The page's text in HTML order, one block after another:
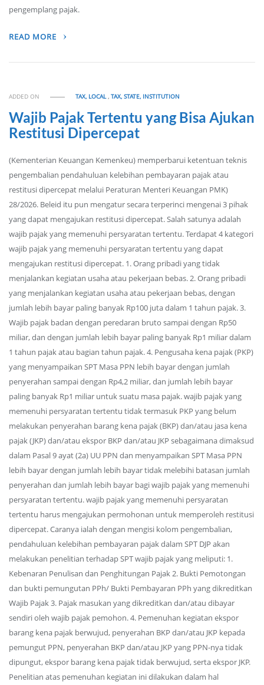
pengemplang pajak.
READ MORE
ADDED ON TAX, LOCAL,TAX, STATE, INSTITUTION
Wajib Pajak Tertentu yang Bisa Ajukan
Restitusi Dipercepat
(Kementerian Keuangan Kemenkeu) memperbarui ketentuan teknis
pengembalian pendahuluan kelebihan pembayaran pajak atau
restitusi dipercepat melalui Peraturan Menteri Keuangan PMK)
28/2026. Beleid itu pun mengatur secara terperinci mengenai 3 pihak
yang dapat mengajukan restitusi dipercepat. Salah satunya adalah
wajib pajak yang memenuhi persyaratan tertentu. Terdapat 4 kategori
wajib pajak yang memenuhi persyaratan tertentu yang dapat
mengajukan restitusi dipercepat. 1. Orang pribadi yang tidak
menjalankan kegiatan usaha atau pekerjaan bebas. 2. Orang pribadi
yang menjalankan kegiatan usaha atau pekerjaan bebas, dengan
jumlah lebih bayar paling banyak Rp100 juta dalam 1 tahun pajak. 3.
Wajib pajak badan dengan peredaran bruto sampai dengan Rp50
miliar, dan dengan jumlah lebih bayar paling banyak Rp1 miliar dalam
1 tahun pajak atau bagian tahun pajak. 4. Pengusaha kena pajak (PKP)
yang menyampaikan SPT Masa PPN lebih bayar dengan jumlah
penyerahan sampai dengan Rp4,2 miliar, dan jumlah lebih bayar
paling banyak Rp1 miliar untuk suatu masa pajak. wajib pajak yang
memenuhi persyaratan tertentu tidak termasuk PKP yang belum
melakukan penyerahan barang kena pajak (BKP) dan/atau jasa kena
pajak (JKP) dan/atau ekspor BKP dan/atau JKP sebagaimana dimaksud
dalam Pasal 9 ayat (2a) UU PPN dan menyampaikan SPT Masa PPN
lebih bayar dengan jumlah lebih bayar tidak melebihi batasan jumlah
penyerahan dan jumlah lebih bayar bagi wajib pajak yang memenuhi
persyaratan tertentu. wajib pajak yang memenuhi persyaratan
tertentu harus mengajukan permohonan untuk memperoleh restitusi
dipercepat. Caranya ialah dengan mengisi kolom pengembalian,
pendahuluan kelebihan pembayaran pajak dalam SPT DJP akan
melakukan penelitian terhadap SPT wajib pajak yang meliputi: 1.
Kebenaran Penulisan dan Penghitungan Pajak 2. Bukti Pemotongan
dan bukti pemungutan PPh/ Bukti Pembayaran PPh yang dikreditkan
Wajib Pajak 3. Pajak masukan yang dikreditkan dan/atau dibayar
sendiri oleh wajib pajak pemohon. 4. Pemenuhan kegiatan ekspor
barang kena pajak berwujud, penyerahan BKP dan/atau JKP kepada
pemungut PPN, penyerahan BKP dan/atau JKP yang PPN-nya tidak
dipungut, ekspor barang kena pajak tidak berwujud, serta ekspor JKP.
Penelitian atas pemenuhan kegiatan ini dilakukan dalam hal